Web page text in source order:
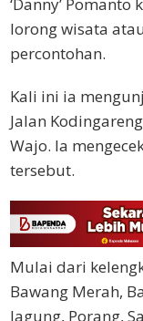
lorong wisata
percontohan.
Kali ini ia
Jalan
Wajo. Ia
tersebut.
Mulai dari
Bawang Merah,
Jagung, Porang,